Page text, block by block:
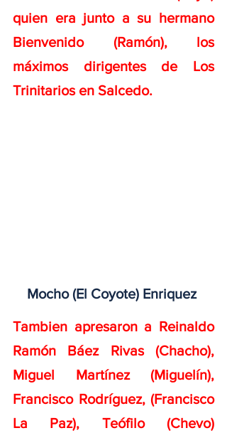
quien era junto a su hermano
Bienvenido (Ramón), los
máximos dirigentes de Los
Trinitarios en Salcedo.
Mocho (El Coyote) Enriquez
Tambien apresaron a Reinaldo
Ramón Báez Rivas (Chacho),
Miguel Martínez (Miguelín),
Francisco Rodríguez, (Francisco
La Paz), Teófilo (Chevo)